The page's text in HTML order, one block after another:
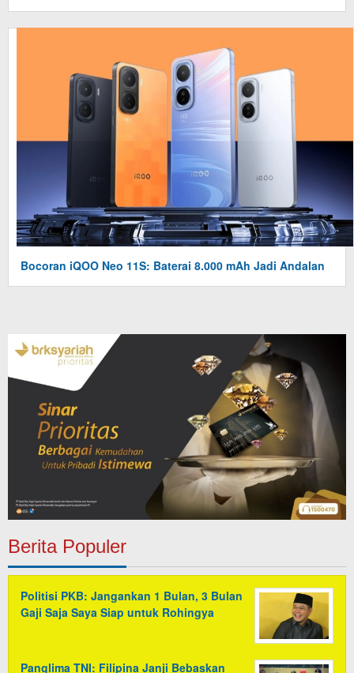
Bocoran iQOO Neo 11S: Baterai 8.000 mAh Jadi Andalan
Berita Populer
Politisi PKB: Jangankan 1 Bulan, 3 Bulan
Gaji Saja Saya Siap untuk Rohingya
Panglima TNI: Filipina Janji Bebaskan